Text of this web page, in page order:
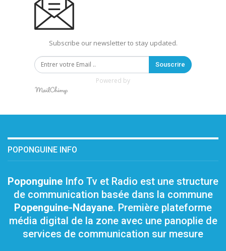
Subscribe our newsletter to stay updated.
Souscrire
Powered by
POPONGUINE INFO
Poponguine Info Tv et Radio est une structure
de communication basée dans la commune
Popenguine-Ndayane. Première plateforme
média digital de la zone avec une panoplie de
services de communication sur mesure